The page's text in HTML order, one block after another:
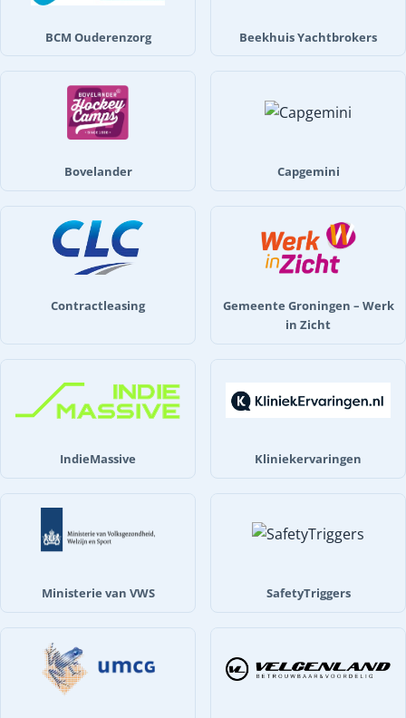
BCM Ouderenzorg Beekhuis Yachtbrokers
Bovelander Capgemini
Contractleasing
Gemeente Groningen – Werk
in Zicht
IndieMassive Kliniekervaringen
Ministerie van VWS SafetyTriggers